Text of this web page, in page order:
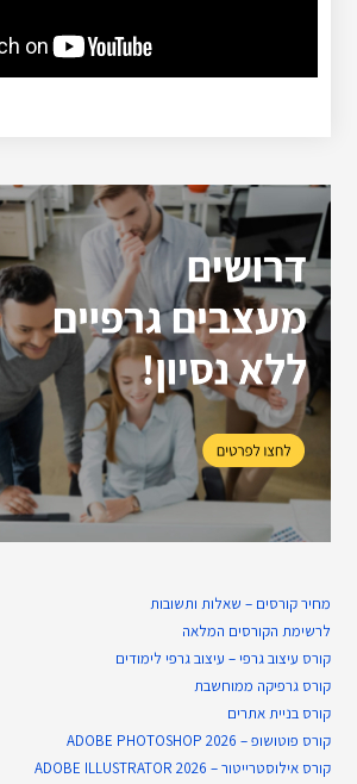
מחיר קורסים – שאלות ותשובות
לרשימת הקורסים המלאה
קורס עיצוב גרפי – עיצוב גרפי לימודים
קורס גרפיקה ממוחשבת
קורס בניית​ אתרים
קורס פוטושופ – ADOBE PHOTOSHOP 2026
קורס אילוסטרייטור – ADOBE ILLUSTRATOR 2026